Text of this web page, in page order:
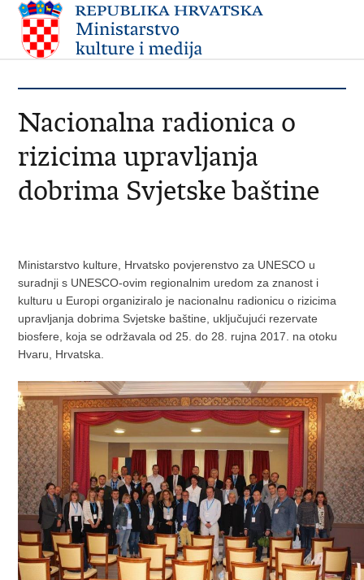
Nacionalna radionica o
rizicima upravljanja
dobrima Svjetske baštine
Ministarstvo kulture, Hrvatsko povjerenstvo za UNESCO u
suradnji s UNESCO-ovim regionalnim uredom za znanost i
kulturu u Europi organiziralo je nacionalnu radionicu o rizicima
upravljanja dobrima Svjetske baštine, uključujući rezervate
biosfere, koja se održavala od 25. do 28. rujna 2017. na otoku
Hvaru, Hrvatska.